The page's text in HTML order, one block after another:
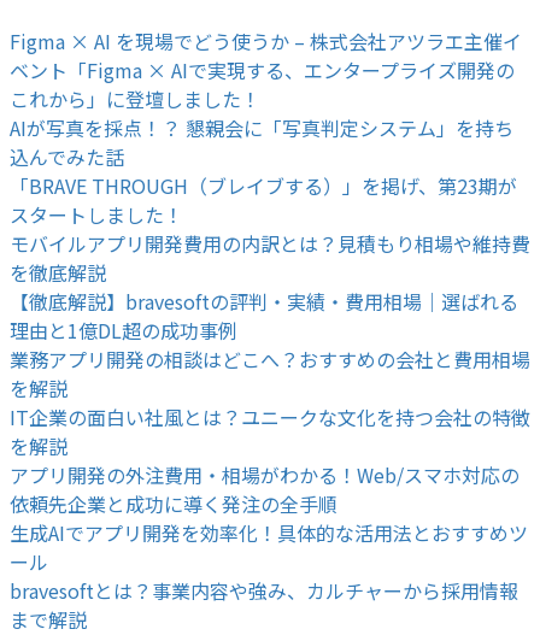
Figma × AI を現場でどう使うか – 株式会社アツラエ主催イ
ベント「Figma × AIで実現する、エンタープライズ開発の
これから」に登壇しました！
AIが写真を採点！？ 懇親会に「写真判定システム」を持ち
込んでみた話
「BRAVE THROUGH（ブレイブする）」を掲げ、第23期が
スタートしました！
モバイルアプリ開発費用の内訳とは？見積もり相場や維持費
を徹底解説
【徹底解説】bravesoftの評判・実績・費用相場｜選ばれる
理由と1億DL超の成功事例
業務アプリ開発の相談はどこへ？おすすめの会社と費用相場
を解説
IT企業の面白い社風とは？ユニークな文化を持つ会社の特徴
を解説
アプリ開発の外注費用・相場がわかる！Web/スマホ対応の
依頼先企業と成功に導く発注の全手順
生成AIでアプリ開発を効率化！具体的な活用法とおすすめツ
ール
bravesoftとは？事業内容や強み、カルチャーから採用情報
まで解説